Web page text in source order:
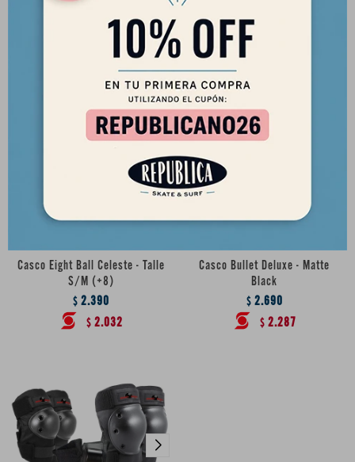
$ 2.390
Casco Eight Ball Celeste - Talle
S/M (+8)
$ 2.390
$ 2.032
Casco Bullet Deluxe - Matte
Black
$ 2.690
$ 2.287